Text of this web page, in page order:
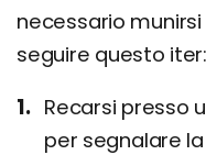
necessario
seguire questo iter:
Recarsi presso
per segnalare